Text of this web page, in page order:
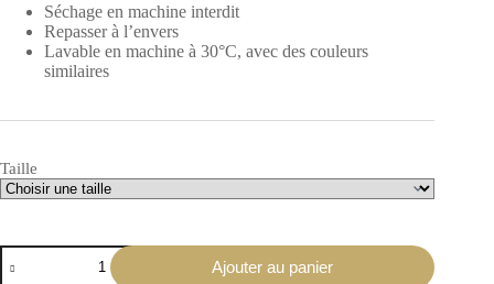
Séchage en machine interdit
Repasser à l’envers
Lavable en machine à 30°C, avec des couleurs
similaires
Taille
quantité
de
Ajouter au panier